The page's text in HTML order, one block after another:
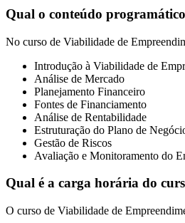
Qual o conteúdo
No curso de Viabilidade de
Introdução à Viabilidade de
Análise de Mercado
Planejamento Financeiro
Fontes de Financiamento
Análise de Rentabilidade
Estruturação do Plano de
Gestão de Riscos
Avaliação e Monitoramento do
Qual é a carga horária do
O curso de Viabilidade de